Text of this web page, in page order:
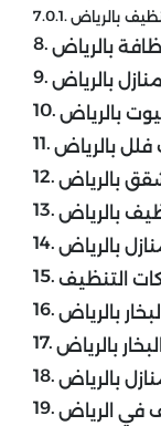
بالرياض
بالرياض
بالرياض
بالرياض
بالرياض
بالرياض
بالرياض
بالرياض
التنظيف
بالرياض
بالرياض
بالرياض
في الرياض